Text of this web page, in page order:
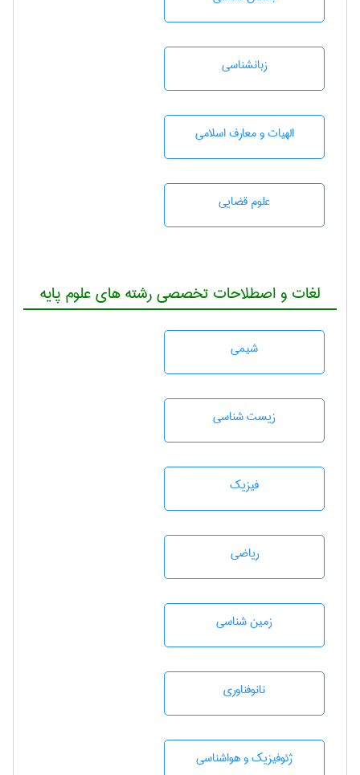
زبانشناسی
الهیات و معارف اسلامی
علوم قضایی
لغات و اصطلاحات تخصصی رشته های علوم پایه
شيمی
زيست شناسی
فیزیک
رياضی
زمين شناسی
نانوفناوری
ژئوفيزيك و هواشناسی